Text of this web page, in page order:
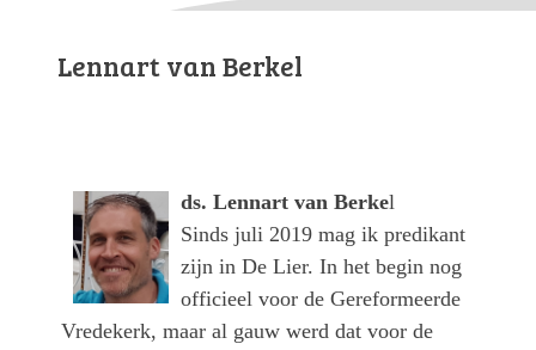
Lennart van Berkel
ds. Lennart van Berkel
Sinds juli 2019 mag ik predikant
zijn in De Lier. In het begin nog
officieel voor de Gereformeerde
Vredekerk, maar al gauw werd dat voor de